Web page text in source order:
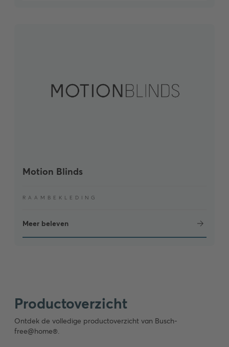
Motion Blinds
RAAMBEKLEDING
Meer beleven
Productoverzicht
Ontdek de volledige productoverzicht van Busch-
free@home®.